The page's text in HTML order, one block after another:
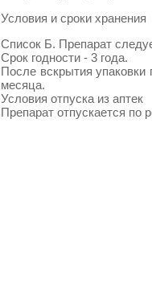
Условия и сроки хранения
Список Б. Препарат
Срок годности - 3 года.
После вскрытия упаковки
месяца.
Условия отпуска из аптек
Препарат отпускается по